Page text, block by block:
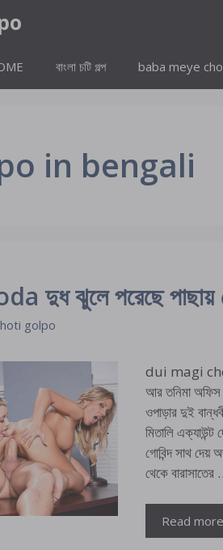
বাংলা চটি গল্প baba meye
in bengali
দুধ ঝুলে পরেছে পাছায়
golpo
dui magi
আর তনিমা অফিস
ওপাড়ার দুই
মিতালি এক্যাউন্ট
গোবিন্দ সাথ দেয়
থেকে বারাসাতের
Read more